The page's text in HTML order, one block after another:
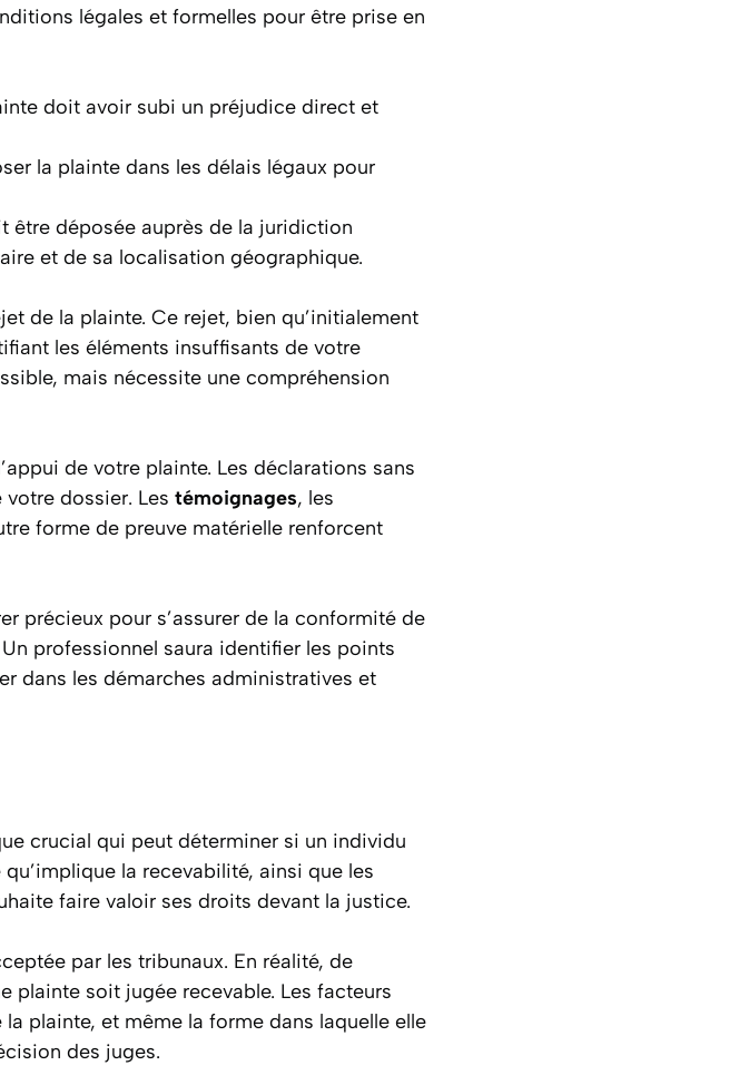
légales et formelles pour être prise en
doit avoir subi un préjudice direct et
la plainte dans les délais légaux pour
être déposée auprès de la juridiction
et de sa localisation géographique.
de la plainte. Ce rejet, bien qu’initialement
les éléments insuffisants de votre
mais nécessite une compréhension
de votre plainte. Les déclarations sans
dossier. Les témoignages, les
forme de preuve matérielle renforcent
précieux pour s’assurer de la conformité de
professionnel saura identifier les points
dans les démarches administratives et
crucial qui peut déterminer si un individu
la recevabilité, ainsi que les
faire valoir ses droits devant la justice.
par les tribunaux. En réalité, de
plainte soit jugée recevable. Les facteurs
plainte, et même la forme dans laquelle elle
des juges.